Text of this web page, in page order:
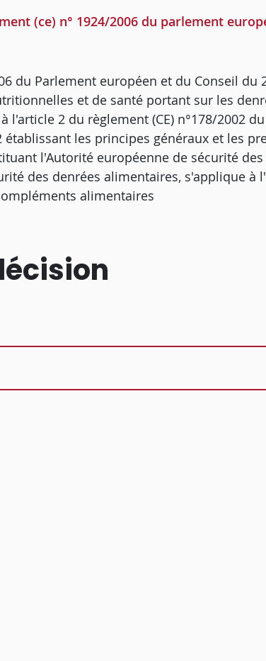
(ce) n° 1924/2006 du parlement
du Parlement européen et du Conseil du
et de santé portant sur les
l'article 2 du règlement (CE) n°178/2002
établissant les principes généraux et les
l'Autorité européenne de sécurité
des denrées alimentaires, s'applique à
alimentaires